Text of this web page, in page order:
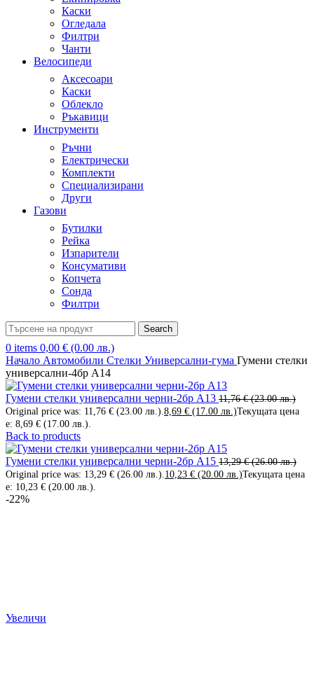
Каски
Огледала
Филтри
Чанти
Велосипеди
Аксесоари
Каски
Облекло
Ръкавици
Инструменти
Ръчни
Електрически
Комплекти
Специализирани
Други
Газови
Бутилки
Рейка
Изпарители
Консумативи
Копчета
Сонда
Филтри
Search
0 items 0,00 € (0.00 лв.)
Начало Автомобили Стелки Универсални-гума Гумени стелки
универсални-4бр А14
Гумени стелки универсални черни-2бр А13 11,76€ (23.00 лв.)
Original price was: 11,76 € (23.00 лв.). 8,69 € (17.00 лв.)Текущата цена
е: 8,69 € (17.00 лв.).
Back to products
Гумени стелки универсални черни-2бр А15 13,29€ (26.00 лв.)
Original price was: 13,29 € (26.00 лв.). 10,23 € (20.00 лв.)Текущата цена
е: 10,23 € (20.00 лв.).
-22%
Увеличи